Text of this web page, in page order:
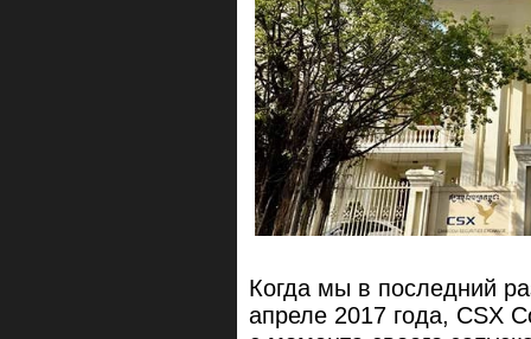
Когда мы в последний
апреле 2017 года, CSX